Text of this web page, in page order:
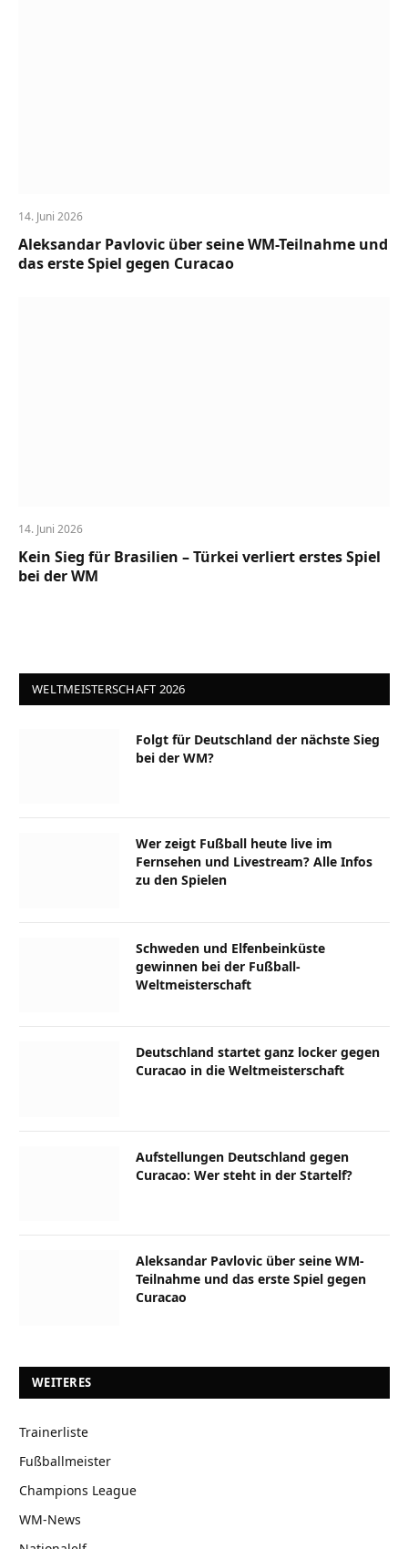
14. Juni 2026
Aleksandar Pavlovic über seine WM-Teilnahme und
das erste Spiel gegen Curacao
14. Juni 2026
Kein Sieg für Brasilien – Türkei verliert erstes Spiel
bei der WM
WELTMEISTERSCHAFT 2026
Folgt für Deutschland der nächste Sieg
bei der WM?
Wer zeigt Fußball heute live im
Fernsehen und Livestream? Alle Infos
zu den Spielen
Schweden und Elfenbeinküste
gewinnen bei der Fußball-
Weltmeisterschaft
Deutschland startet ganz locker gegen
Curacao in die Weltmeisterschaft
Aufstellungen Deutschland gegen
Curacao: Wer steht in der Startelf?
Aleksandar Pavlovic über seine WM-
Teilnahme und das erste Spiel gegen
Curacao
WEITERES
Trainerliste
Fußballmeister
Champions League
WM-News